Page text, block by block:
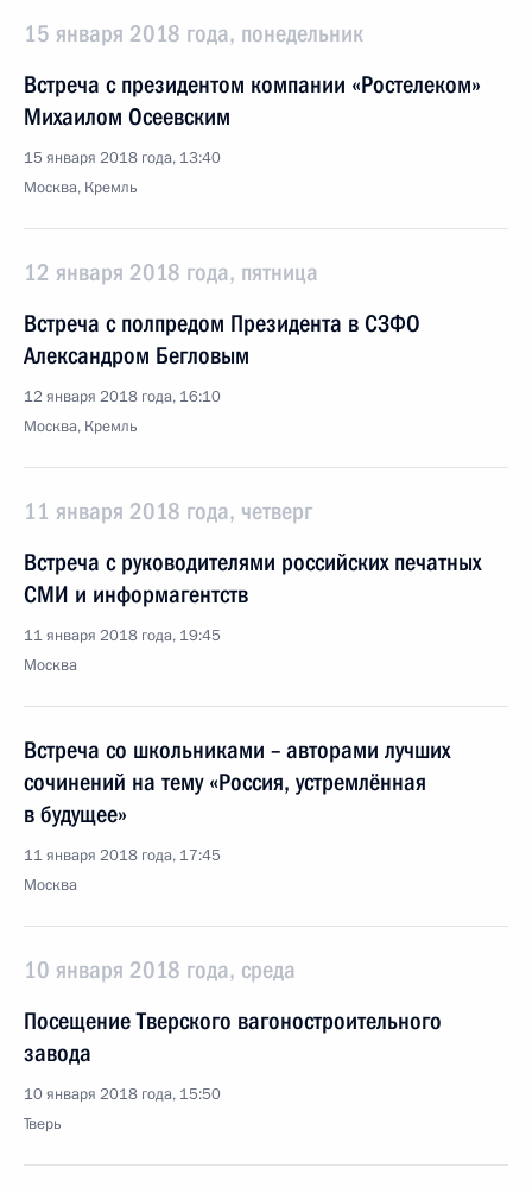
15 января 2018 года, понедельник
Встреча с президентом компании «Ростелеком»
Михаилом Осеевским
15 января 2018 года, 13:40
Москва, Кремль
12 января 2018 года, пятница
Встреча с полпредом Президента в СЗФО
Александром Бегловым
12 января 2018 года, 16:10
Москва, Кремль
11 января 2018 года, четверг
Встреча с руководителями российских печатных
СМИ и информагентств
11 января 2018 года, 19:45
Москва
Встреча со школьниками – авторами лучших
сочинений на тему «Россия, устремлённая
в будущее»
11 января 2018 года, 17:45
Москва
10 января 2018 года, среда
Посещение Тверского вагоностроительного
завода
10 января 2018 года, 15:50
Тверь